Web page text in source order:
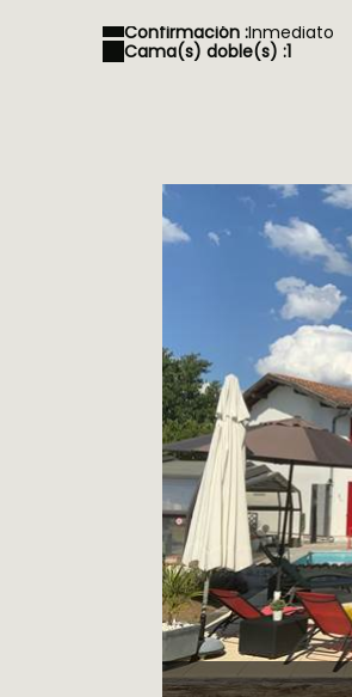
Confirmación :Inmediato
Cama(s) doble(s) :1